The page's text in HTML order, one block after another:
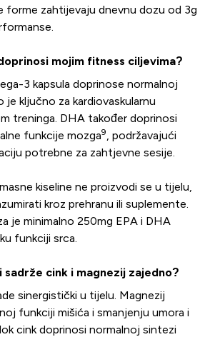
forme zahtijevaju dnevnu dozu od 3g
mojim fitness ciljevima?
3 kapsula doprinose normalnoj
je ključno za kardiovaskularnu
treninga. DHA također doprinosi
funkcije mozga9, podržavajući
potrebne za zahtjevne sesije.
kiseline ne proizvodi se u tijelu,
kroz prehranu ili suplemente.
je minimalno 250mg EPA i DHA
funkciji srca.
cink i magnezij zajedno?
sinergistički u tijelu. Magnezij
funkciji mišića i smanjenju umora i
cink doprinosi normalnoj sintezi